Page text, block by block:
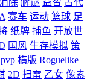
除 解谜 益智 古代
赛车 运动 篮球 足
纸牌 捕鱼 开放世
国风 生存模拟 策
pvp 横版 Roguelike
2D 扫雷 乙女 像素